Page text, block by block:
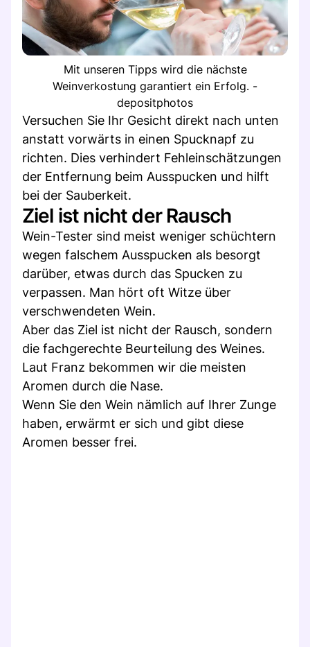
Mit unseren Tipps wird die nächste
Weinverkostung garantiert ein Erfolg. -
depositphotos
Versuchen Sie Ihr Gesicht direkt nach unten
anstatt vorwärts in einen Spucknapf zu
richten. Dies verhindert Fehleinschätzungen
der Entfernung beim Ausspucken und hilft
bei der Sauberkeit.
Ziel ist nicht der Rausch
Wein-Tester sind meist weniger schüchtern
wegen falschem Ausspucken als besorgt
darüber, etwas durch das Spucken zu
verpassen. Man hört oft Witze über
verschwendeten Wein.
Aber das Ziel ist nicht der Rausch, sondern
die fachgerechte Beurteilung des Weines.
Laut Franz bekommen wir die meisten
Aromen durch die Nase.
Wenn Sie den Wein nämlich auf Ihrer Zunge
haben, erwärmt er sich und gibt diese
Aromen besser frei.